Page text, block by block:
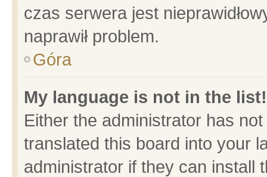
czas serwera jest
naprawił problem.
Góra
My language is not in the list!
Either the administrator has
translated this board into your
administrator if they can install